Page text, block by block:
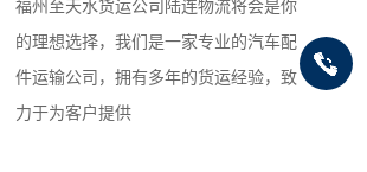
福州至天水货运公司陆连物流将会是你
的理想选择，我们是一家专业的汽车配
件运输公司，拥有多年的货运经验，致
力于为客户提供